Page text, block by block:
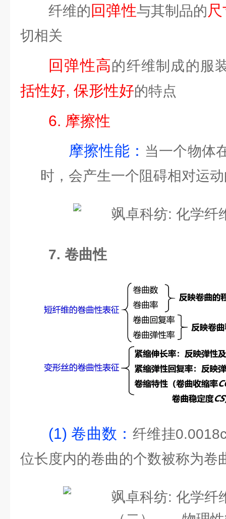
纤维的回弹性与其制品的
切相关
回弹性高的纤维制成的服
括性好, 保形性好的特点
6. 摩擦性
摩擦性能： 当一个物体
时，会产生一个阻碍相对运
7. 卷曲性
(1) 卷曲数： 纤维挂
位长度内的卷曲的个数被称为卷